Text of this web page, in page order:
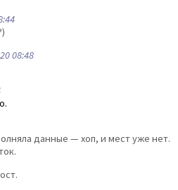
08:48
данные — хоп, и мест уже нет.